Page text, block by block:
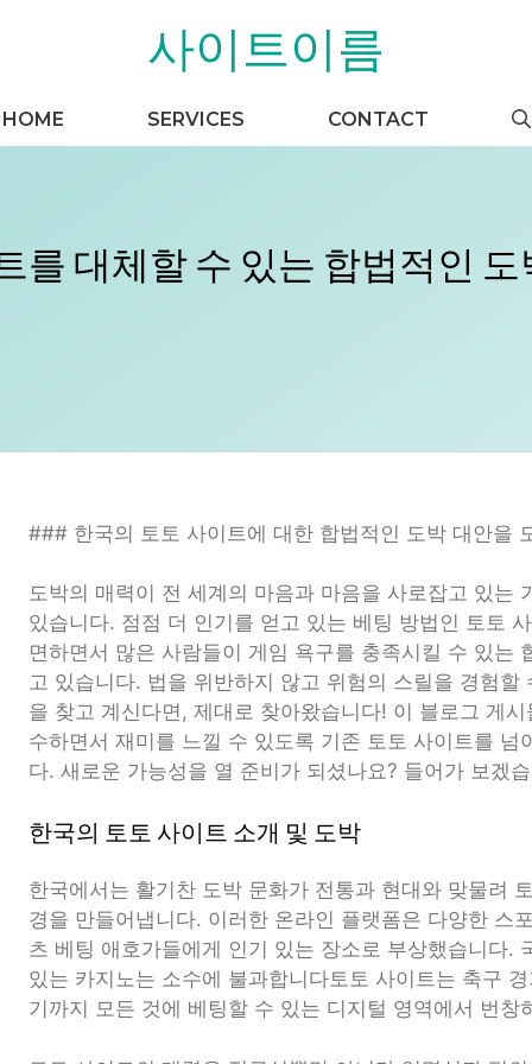
사이트이름
HOME SERVICES CONTACT
를 대체할 수 있는 합법적인
### 한국의 토토 사이트에 대한 합법적인 도박 대안을
도박의 매력이 전 세계의 마음과 마음을 사로잡고 있는
있습니다. 점점 더 인기를 얻고 있는 베팅 방법인 토토
면하면서 많은 사람들이 게임 욕구를 충족시킬 수 있는
고 있습니다. 법을 위반하지 않고 위험의 스릴을 경험할
을 찾고 계신다면, 제대로 찾아왔습니다! 이 블로그 게
수하면서 재미를 느낄 수 있도록 기존 토토 사이트를 넘
다. 새로운 가능성을 열 준비가 되셨나요? 들어가 보겠
한국의 토토 사이트 소개 및 도박
한국에서는 활기찬 도박 문화가 전통과 현대와 맞물려
경을 만들어냅니다. 이러한 온라인 플랫폼은 다양한 스
츠 베팅 애호가들에게 인기 있는 장소로 부상했습니다.
있는 카지노는 소수에 불과합니다토토 사이트는 축구
기까지 모든 것에 베팅할 수 있는 디지털 영역에서 번창